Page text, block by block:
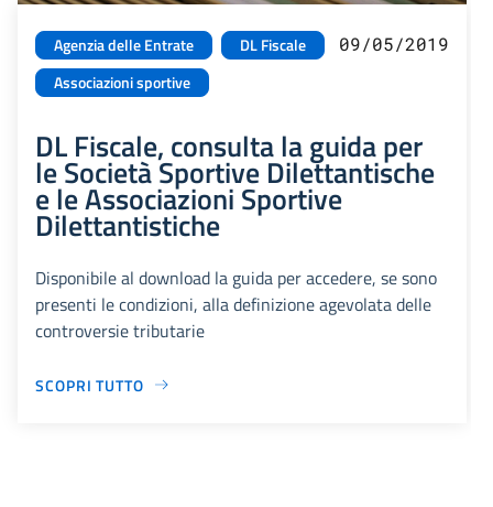
Agenzia delle Entrate
DL Fiscale
Associazioni sportive
09/05/2019
DL Fiscale, consulta la guida per
le Società Sportive Dilettantische
e le Associazioni Sportive
Dilettantistiche
Disponibile al download la guida per accedere, se sono
presenti le condizioni, alla definizione agevolata delle
controversie tributarie
SCOPRI TUTTO